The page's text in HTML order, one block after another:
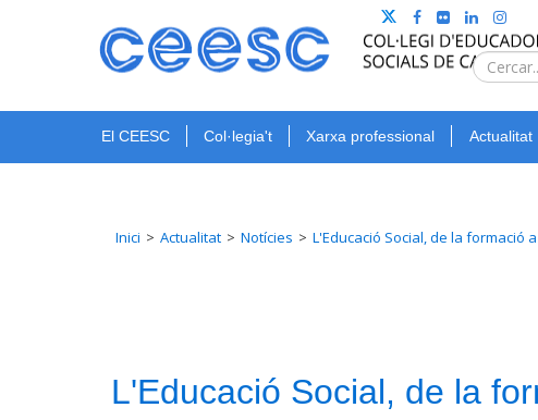
El CEESC Col·legia't Xarxa professional Actualitat
Inici Actualitat Notícies L'Educació Social, de la formació
L'Educació Social, de la